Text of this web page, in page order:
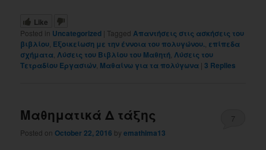
Like
Posted in Uncategorized | Tagged Απαντήσεις στις ασκήσεις του
βιβλίου Εξοικείωση με την έννοια του πολυγώνου. επίπεδα
σχήματα Λύσεις του Βιβλίου του Μαθητή Λύσεις του
Τετραδίου Εργασιών Μαθαίνω για τα πολύγωνα |3 Replies
Μαθηματικά Δ τάξης
Posted onOctober 22, 2016 byemathima13
7